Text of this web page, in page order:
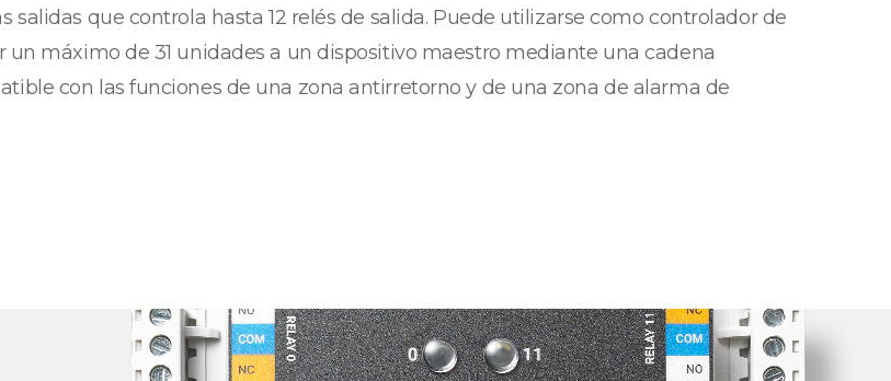
que controla hasta 12 relés de salida. Puede utilizarse como controlador de
un máximo de 31 unidades a un dispositivo maestro mediante una cadena
con las funciones de una zona antirretorno y de una zona de alarma de